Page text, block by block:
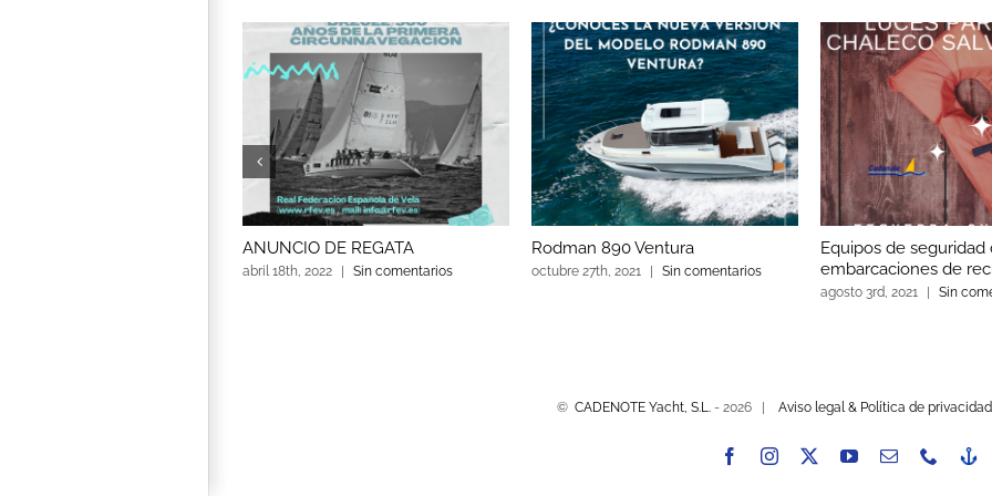
ANUNCIO DE REGATA
abril 18th, 2022 | Sin comentarios
Rodman 890 Ventura
octubre 27th, 2021 | Sin comentarios
Equipos de seguridad
embarcaciones de
agosto 3rd, 2021 | Sin
© CADENOTE Yacht, S.L.- 2026 | Aviso legal & Política de privacidad
FacebookInstagram
X YouTube
Correo Phone
-